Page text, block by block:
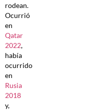
rodean.
Ocurrió
en
Qatar
2022,
había
ocurrido
en
Rusia
2018
y,